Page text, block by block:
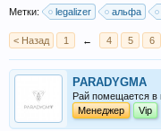
Метки: legalizer альфа
< Назад 1 ← 4 5 6
PARADYGMA
Рай помещается в
Менеджер
Vip